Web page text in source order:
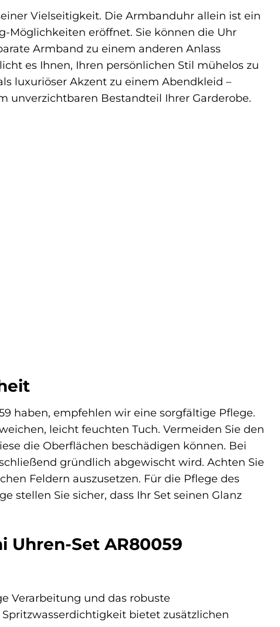
Vielseitigkeit. Die Armbanduhr allein ist ein
Möglichkeiten eröffnet. Sie können die Uhr
Armband zu einem anderen Anlass
es Ihnen, Ihren persönlichen Stil mühelos zu
luxuriöser Akzent zu einem Abendkleid –
unverzichtbaren Bestandteil Ihrer Garderobe.
haben, empfehlen wir eine sorgfältige Pflege.
leicht feuchten Tuch. Vermeiden Sie den
die Oberflächen beschädigen können. Bei
gründlich abgewischt wird. Achten Sie
Feldern auszusetzen. Für die Pflege des
stellen Sie sicher, dass Ihr Set seinen Glanz
Uhren-Set AR80059
Verarbeitung und das robuste
bietet zusätzlichen